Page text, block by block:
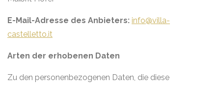
E-Mail-Adresse des Anbieters: info@villa-
castelletto.it
Arten der erhobenen Daten
Zu den personenbezogenen Daten, die diese